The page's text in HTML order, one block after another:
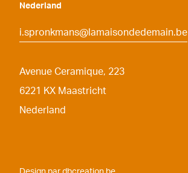
Nederland
i.spronkmans@lamaisondedemain.be
Avenue Ceramique, 223
6221 KX Maastricht
Nederland